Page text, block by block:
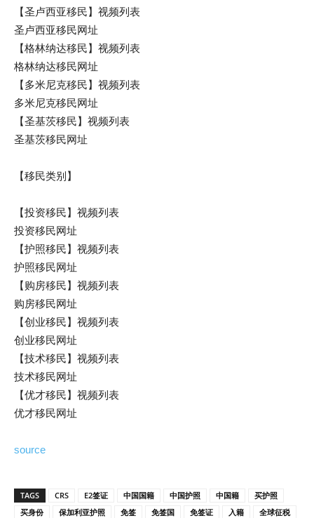
【圣卢西亚移民】视频列表
圣卢西亚移民网址
【格林纳达移民】视频列表
格林纳达移民网址
【多米尼克移民】视频列表
多米尼克移民网址
【圣基茨移民】视频列表
圣基茨移民网址
【移民类别】
【投资移民】视频列表
投资移民网址
【护照移民】视频列表
护照移民网址
【购房移民】视频列表
购房移民网址
【创业移民】视频列表
创业移民网址
【技术移民】视频列表
技术移民网址
【优才移民】视频列表
优才移民网址
source
TAGS CRS E2签证 中国国籍 中国护照 中国籍
买护照
买身份
保加利亚护照 免签 免签国 免签证 入籍
全球征税